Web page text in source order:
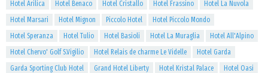
Hotel Arilica
Hotel Benaco Hotel Cristallo Hotel Frassino
Hotel La Nuvola
Hotel Marsari
Hotel Mignon Piccolo Hotel
Hotel Piccolo Mondo
Hotel Speranza
Hotel Tulio Hotel Basioli Hotel La Muraglia
Hotel All'Alpino
Hotel Chervo' Golf S.Vigilio
Hotel Relais de charme Le Videlle
Hotel Garda
Garda Sporting Club Hotel
Grand Hotel Liberty Hotel Kristal Palace
Hotel Oasi